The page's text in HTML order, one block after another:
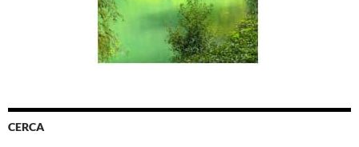
CERCA